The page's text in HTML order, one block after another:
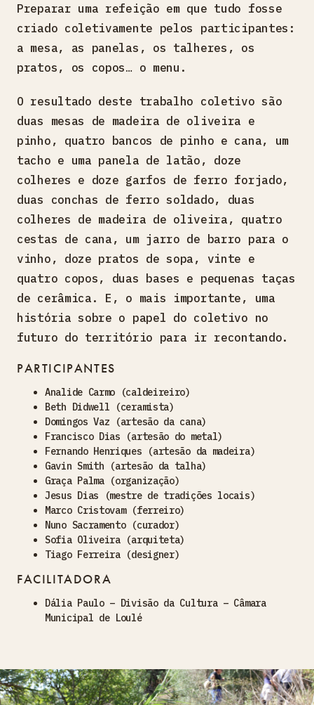
Preparar uma refeição em que tudo fosse
criado coletivamente pelos participantes:
a mesa, as panelas, os talheres, os
pratos, os copos… o menu.
O resultado deste trabalho coletivo são
duas mesas de madeira de oliveira e
pinho, quatro bancos de pinho e cana, um
tacho e uma panela de latão, doze
colheres e doze garfos de ferro forjado,
duas conchas de ferro soldado, duas
colheres de madeira de oliveira, quatro
cestas de cana, um jarro de barro para o
vinho, doze pratos de sopa, vinte e
quatro copos, duas bases e pequenas taças
de cerâmica. E, o mais importante, uma
história sobre o papel do coletivo no
futuro do território para ir recontando.
PARTICIPANTES
Analide Carmo (caldeireiro)
Beth Didwell (ceramista)
Domingos Vaz (artesão da cana)
Francisco Dias (artesão do metal)
Fernando Henriques (artesão da madeira)
Gavin Smith (artesão da talha)
Graça Palma (organização)
Jesus Dias (mestre de tradições locais)
Marco Cristovam (ferreiro)
Nuno Sacramento (curador)
Sofia Oliveira (arquiteta)
Tiago Ferreira (designer)
FACILITADORA
Dália Paulo – Divisão da Cultura – Câmara
Municipal de Loulé